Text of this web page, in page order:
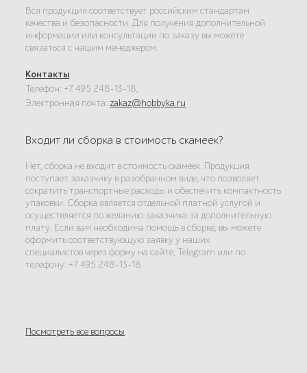
Вся продукция соответствует российским стандартам
качества и безопасности. Для получения дополнительной
информации или консультации по заказу вы можете
связаться с нашим менеджером.
Контакты:
Телефон: +7 495 248-13-18;
Электронная почта:zakaz@hobbyka.ru
Входит ли сборка в стоимость скамеек?
Нет, сборка не входит в стоимость скамеек. Продукция
поступает заказчику в разобранном виде, что позволяет
сократить транспортные расходы и обеспечить компактность
упаковки. Сборка является отдельной платной услугой и
осуществляется по желанию заказчика за дополнительную
плату. Если вам необходима помощь в сборке, вы можете
оформить соответствующую заявку у наших
специалистов через форму на сайте, Telegram или по
телефону: +7 495 248-13-18.
Посмотреть все вопросы